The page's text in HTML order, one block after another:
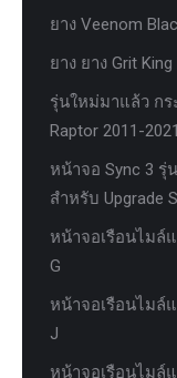
ยาง Veenom
ยาง ยาง Grit
รุ่นใหม่มาแล้ว กร
Raptor 2011-2021
หน้าจอ Sync 3 รุ่
สำหรับ Upgrade
หน้าจอเรือนไมล์แ
G
หน้าจอเรือนไมล์แ
J
หน้าจอเรือนไมล์แ